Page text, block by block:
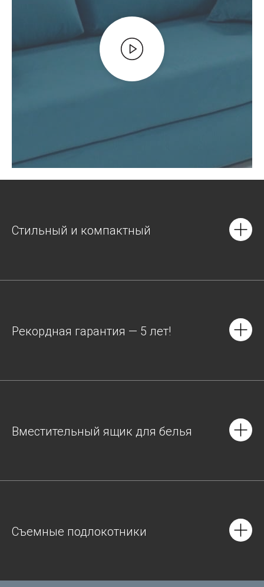
Стильный и компактный
Рекордная гарантия — 5 лет!
Вместительный ящик для белья
Съемные подлокотники